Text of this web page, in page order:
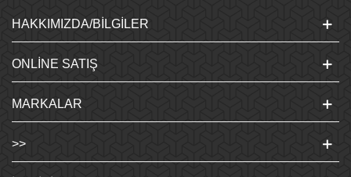
HAKKIMIZDA/BILGILER
ONLINE SATIŞ
MARKALAR
>>